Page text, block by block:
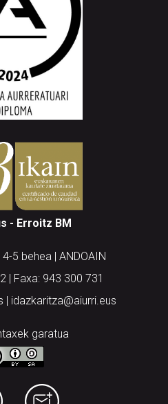
- Erroitz BM
5 behea | ANDOAIN
| Faxa: 943 300 731
| idazkaritza@aiurri.eus
garatua